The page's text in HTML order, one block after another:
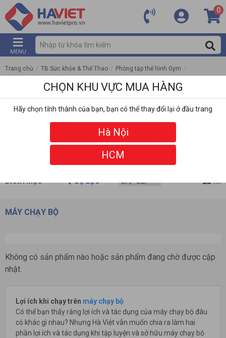
0
MENU
Trang chủ / TB Sức khỏe & Thể Thao / Phòng tập thể hình Gym /
Máy chạy bộ
DANH MỤC BỘ LỌC
MÁY CHẠY BỘ
Không có sản phẩm nào hoặc sản phẩm đang chờ được cập
nhật.
Lợi ích khi chạy trên máy chạy bộ
Có thể bạn thấy rằng lợi ích và tác dụng của máy chạy bộ đâu
có khác gì nhau? Nhưng Hà Việt vẫn muốn chia ra làm hai
phần lợi ích và tác dụng khi tập luyện và sở hữu máy chạy bộ
CHỌN KHU VỰC MUA HÀNG
Hãy chọn tỉnh thành của bạn, bạn có thể thay đổi lại ở đầu trang
Hà Nội
HCM